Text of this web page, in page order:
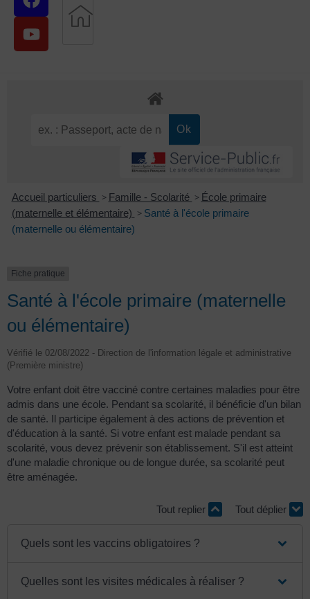
Accueil particuliers > Famille - Scolarité > École primaire
(maternelle et élémentaire) > Santé à l'école primaire
(maternelle ou élémentaire)
Fiche pratique
Santé à l'école primaire (maternelle
ou élémentaire)
Vérifié le 02/08/2022 - Direction de l'information légale et administrative
(Première ministre)
Votre enfant doit être vacciné contre certaines maladies pour être
admis dans une école. Pendant sa scolarité, il bénéficie d'un bilan
de santé. Il participe également à des actions de prévention et
d'éducation à la santé. Si votre enfant est malade pendant sa
scolarité, vous devez prévenir son établissement. S'il est atteint
d'une maladie chronique ou de longue durée, sa scolarité peut
être aménagée.
Tout replier Tout déplier
Quels sont les vaccins obligatoires ?
Quelles sont les visites médicales à réaliser ?